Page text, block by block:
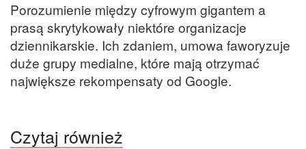
Porozumienie między cyfrowym gigantem a
prasą skrytykowały niektóre organizacje
dziennikarskie. Ich zdaniem, umowa faworyzuje
duże grupy medialne, które mają otrzymać
największe rekompensaty od Google.
Czytaj również